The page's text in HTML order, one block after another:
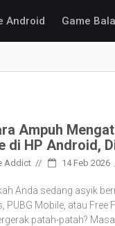
Android Game
Ampuh
di HP Android,
Addict 14 Feb 2026
Anda sedang asyik
PUBG Mobile, atau
patah-patah?